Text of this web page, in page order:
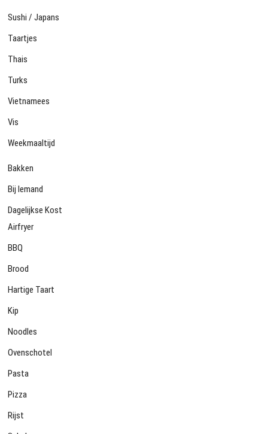
Sushi / Japans
Taartjes
Thais
Turks
Vietnamees
Vis
Weekmaaltijd
Bakken
Bij Iemand
Dagelijkse Kost
Airfryer
BBQ
Brood
Hartige Taart
Kip
Noodles
Ovenschotel
Pasta
Pizza
Rijst